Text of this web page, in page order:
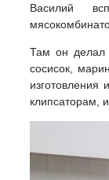
Василий
Там он делал
сосисок,
клипсаторам,